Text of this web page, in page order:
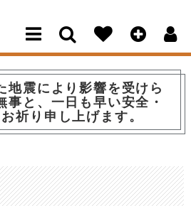
地震により影響を受けら
事と、一日も早い安全・
祈り申し上げます。